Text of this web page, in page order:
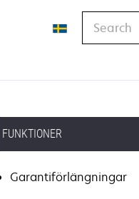
FUNKTIONER
Garantiförlängningar